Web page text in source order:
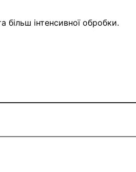
більш інтенсивної обробки.